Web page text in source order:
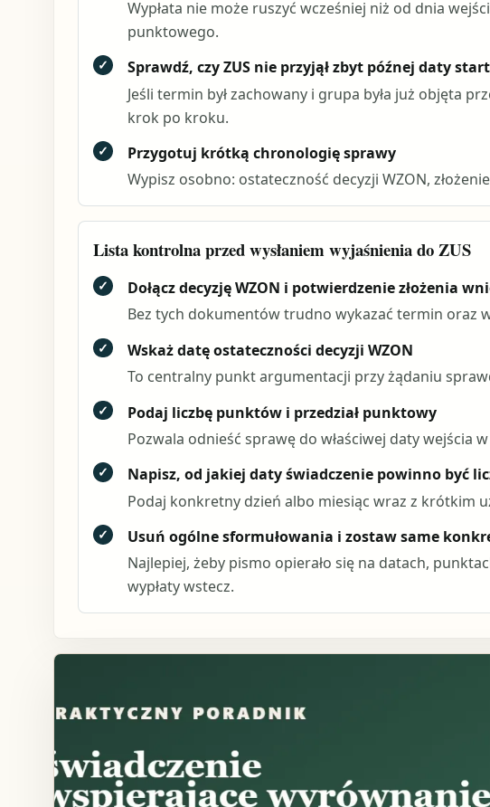
Wypłata nie może ruszyć wcześniej niż od dnia
punktowego.
✓
Sprawdź, czy ZUS nie przyjął zbyt późnej daty
Jeśli termin był zachowany i grupa była już objęta
krok po kroku.
✓
Przygotuj krótką chronologię sprawy
Wypisz osobno: ostateczność decyzji WZON,
Lista kontrolna przed wysłaniem wyjaśnienia do ZUS
✓
Dołącz decyzję WZON i potwierdzenie złożenia
Bez tych dokumentów trudno wykazać termin oraz
✓
Wskaż datę ostateczności decyzji WZON
To centralny punkt argumentacji przy żądaniu
✓
Podaj liczbę punktów i przedział punktowy
Pozwala odnieść sprawę do właściwej daty wejścia
✓
Napisz, od jakiej daty świadczenie powinno być
Podaj konkretny dzień albo miesiąc wraz z krótkim
✓
Usuń ogólne sformułowania i zostaw same
Najlepiej, żeby pismo opierało się na datach,
wypłaty wstecz.